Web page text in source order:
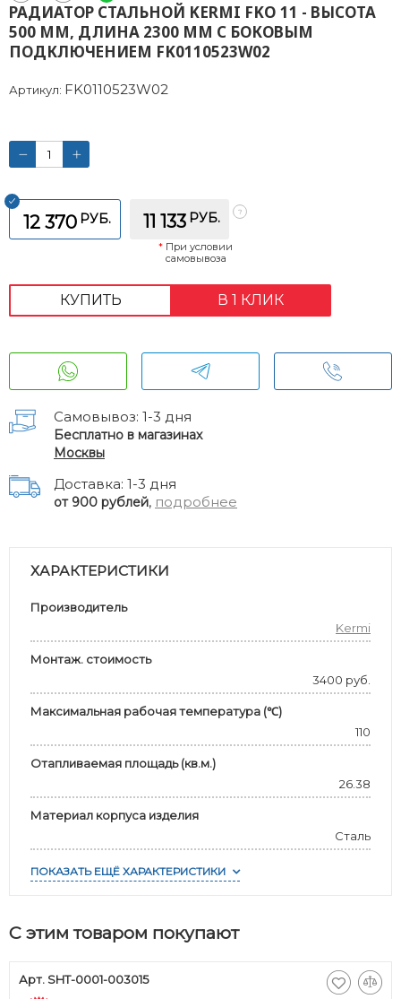
РАДИАТОР СТАЛЬНОЙ KERMI FKO 11 - ВЫСОТА
500 ММ, ДЛИНА 2300 ММ С БОКОВЫМ
ПОДКЛЮЧЕНИЕМ FK0110523W02
Артикул: FK0110523W02
12 370 РУБ. 11 133 РУБ.
* При условии
самовывоза
КУПИТЬ В 1 КЛИК
Самовывоз: 1-3 дня
Бесплатно в магазинах
Москвы
Доставка: 1-3 дня
от 900 рублей, подробнее
ХАРАКТЕРИСТИКИ
Производитель
Kermi
Монтаж. стоимость
3400 руб.
Максимальная рабочая температура (℃)
110
Отапливаемая площадь (кв.м.)
26.38
Материал корпуса изделия
Сталь
ПОКАЗАТЬ ЕЩЁ ХАРАКТЕРИСТИКИ
С этим товаром покупают
Арт. SHT-0001-003015